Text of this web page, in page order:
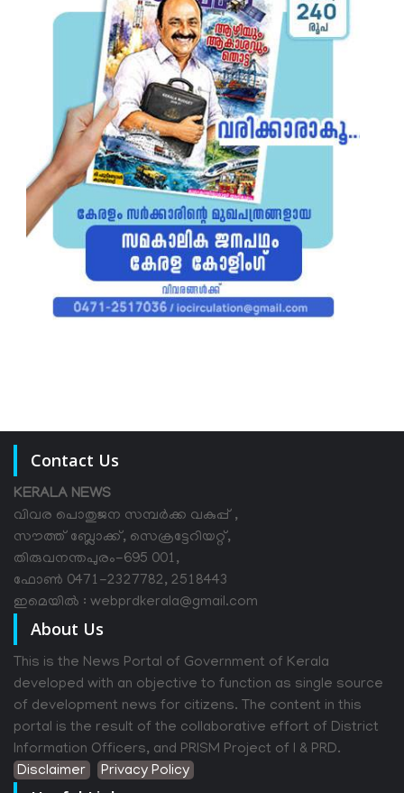
Contact Us
KERALA NEWS
വിവര പൊതുജന സമ്പര്‍ക്ക വകുപ്പ് ,
സൗത്ത് ബ്ലോക്ക്, സെക്രട്ടേറിയറ്റ്,
തിരുവനന്തപുരം-695 001,
ഫോൺ 0471-2327782, 2518443
ഇമെയിൽ : webprdkerala@gmail.com
About Us
This is the News Portal of Government of Kerala
developed with an objective to function as single source
of development news for citizens. The content in this
portal is the result of the collaborative effort of District
Information Officers, and PRISM Project of I & PRD.
Disclaimer
Privacy Policy